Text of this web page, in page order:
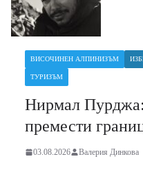
ВИСОЧИНЕН АЛПИНИЗЪМ
ТУРИЗЪМ
Нирмал Пурджа:
премести
03.08.2026 Валерия Динкова